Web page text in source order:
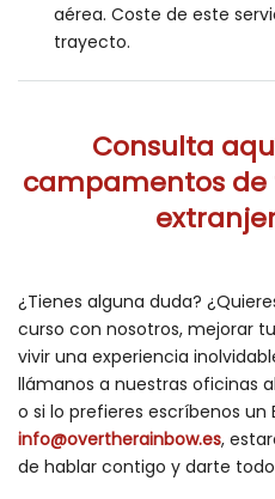
aérea. Coste de este
trayecto.
Consulta
campamentos de
¿Tienes alguna duda?
curso con nosotros, mejorar
vivir una experiencia
llámanos a nuestras oficinas al
o si lo prefieres escríbenos un
info@overtherainbow.es,
de hablar contigo y darte